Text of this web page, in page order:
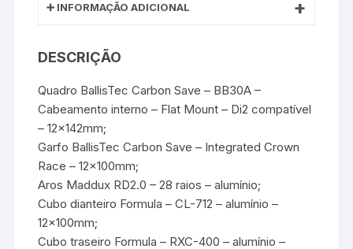
INFORMAÇÃO ADICIONAL
DESCRIÇÃO
Quadro BallisTec Carbon Save – BB30A –
Cabeamento interno – Flat Mount – Di2 compatível
– 12x142mm;
Garfo BallisTec Carbon Save – Integrated Crown
Race – 12x100mm;
Aros Maddux RD2.0 – 28 raios – alumínio;
Cubo dianteiro Formula – CL-712 – alumínio –
12x100mm;
Cubo traseiro Formula – RXC-400 – alumínio –